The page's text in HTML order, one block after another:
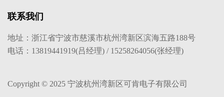
联系我们
地址：浙江省宁波市慈溪市杭州湾新区滨海五路188号
电话：13819441919(吕经理) / 15258264056(张经理)
Copyright © 2025 宁波杭州湾新区可肯电子有限公司